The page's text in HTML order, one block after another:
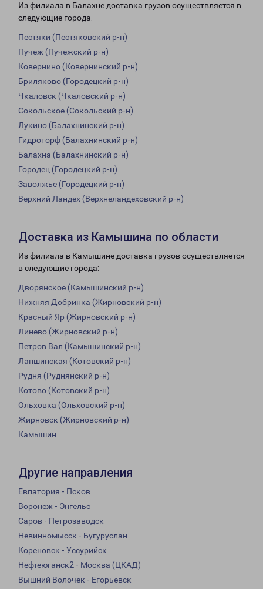
Из филиала в Балахне доставка грузов осуществляется в
следующие города:
Пестяки (Пестяковский р-н)
Пучеж (Пучежский р-н)
Ковернино (Ковернинский р-н)
Бриляково (Городецкий р-н)
Чкаловск (Чкаловский р-н)
Сокольское (Сокольский р-н)
Лукино (Балахнинский р-н)
Гидроторф (Балахнинский р-н)
Балахна (Балахнинский р-н)
Городец (Городецкий р-н)
Заволжье (Городецкий р-н)
Верхний Ландех (Верхнеландеховский р-н)
Доставка из Камышина по области
Из филиала в Камышине доставка грузов осуществляется
в следующие города:
Дворянское (Камышинский р-н)
Нижняя Добринка (Жирновский р-н)
Красный Яр (Жирновский р-н)
Линево (Жирновский р-н)
Петров Вал (Камышинский р-н)
Лапшинская (Котовский р-н)
Рудня (Руднянский р-н)
Котово (Котовский р-н)
Ольховка (Ольховский р-н)
Жирновск (Жирновский р-н)
Камышин
Другие направления
Евпатория - Псков
Воронеж - Энгельс
Саров - Петрозаводск
Невинномысск - Бугуруслан
Кореновск - Уссурийск
Нефтеюганск2 - Москва (ЦКАД)
Вышний Волочек - Егорьевск